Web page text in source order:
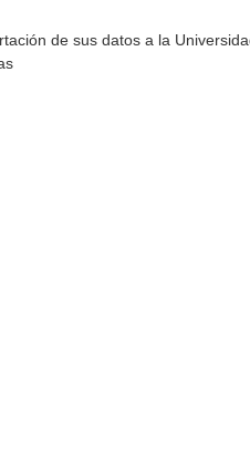
de sus datos a la